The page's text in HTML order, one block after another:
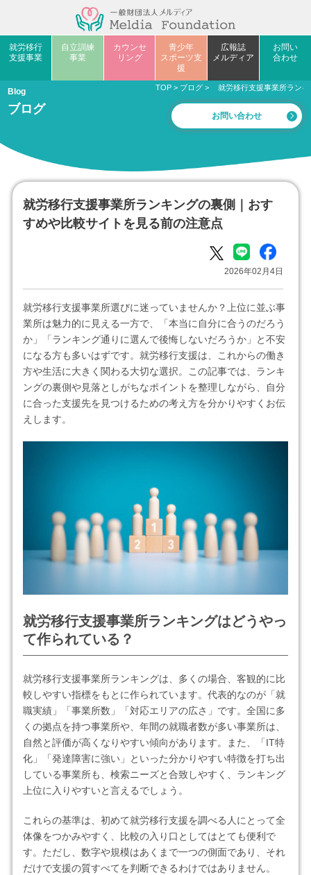
就労移行
支援事業
自立訓練
事業
カウンセ
リング
青少年
スポーツ支
援
広報誌
メルディア
お問い
合わせ
Blog
ブログ
TOP > ブログ > 就労移行支援事業所ラン
お問い合わせ
就労移行支援事業所ランキングの裏側｜おす
すめや比較サイトを見る前の注意点
2026年02月4日
就労移行支援事業所選びに迷っていませんか？上位に並ぶ事
業所は魅力的に見える一方で、「本当に自分に合うのだろう
か」「ランキング通りに選んで後悔しないだろうか」と不安
になる方も多いはずです。就労移行支援は、これからの働き
方や生活に大きく関わる大切な選択。この記事では、ランキ
ングの裏側や見落としがちなポイントを整理しながら、自分
に合った支援先を見つけるための考え方を分かりやすくお伝
えします。
就労移行支援事業所ランキングはどうやっ
て作られている？
就労移行支援事業所ランキングは、多くの場合、客観的に比
較しやすい指標をもとに作られています。代表的なのが「就
職実績」「事業所数」「対応エリアの広さ」です。全国に多
くの拠点を持つ事業所や、年間の就職者数が多い事業所は、
自然と評価が高くなりやすい傾向があります。また、「IT特
化」「発達障害に強い」といった分かりやすい特徴を打ち出
している事業所も、検索ニーズと合致しやすく、ランキング
上位に入りやすいと言えるでしょう。
これらの基準は、初めて就労移行支援を調べる人にとって全
体像をつかみやすく、比較の入り口としてはとても便利で
す。ただし、数字や規模はあくまで一つの側面であり、それ
だけで支援の質すべてを判断できるわけではありません。